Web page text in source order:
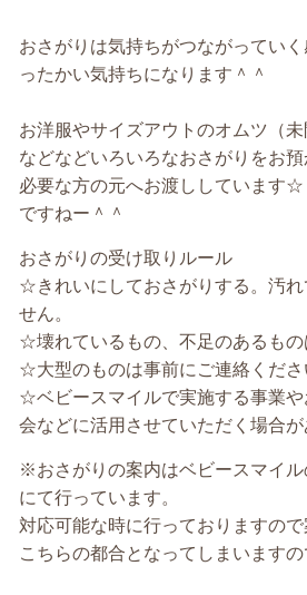
おさがりは気持ちがつながってい
ったかい気持ちになります＾＾
お洋服やサイズアウトのオムツ（
などなどいろいろなおさがりをお
必要な方の元へお渡ししています☆
ですねー＾＾
おさがりの受け取りルール
☆きれいにしておさがりする。汚れ
せん。
☆壊れているもの、不足のあるもの
☆大型のものは事前にご連絡くださ
☆ベビースマイルで実施する事業
会などに活用させていただく場合が
※おさがりの案内はベビースマイ
にて行っています。
対応可能な時に行っておりますの
こちらの都合となってしまいます